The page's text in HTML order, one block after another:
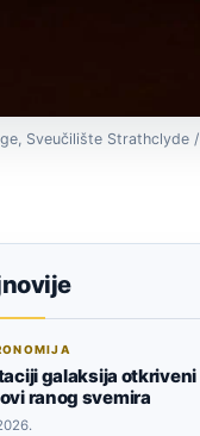
Sveučilište Strathclyde /
galaksija otkriveni
ranog svemira